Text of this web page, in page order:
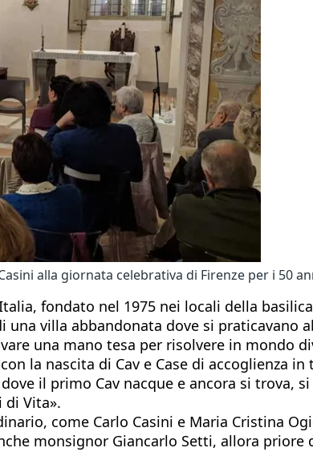
alla giornata celebrativa di Firenze per i 50
fondato nel 1975 nei locali della
una villa abbandonata dove si praticavano
una mano tesa per risolvere in mondo
la nascita di Cav e Case di accoglienza
il primo Cav nacque e ancora si
di Vita».
come Carlo Casini e Maria Cristina
monsignor Giancarlo Setti, allora